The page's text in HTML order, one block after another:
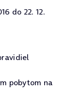
do 22. 12.
pobytom na